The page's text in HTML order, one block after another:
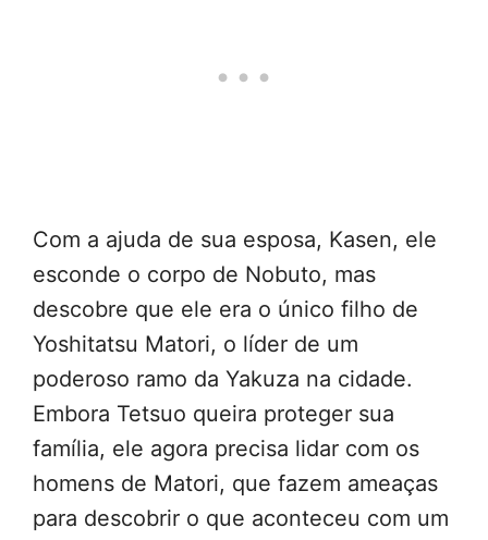
Com a ajuda de sua esposa, Kasen, ele
esconde o corpo de Nobuto, mas
descobre que ele era o único filho de
Yoshitatsu Matori, o líder de um
poderoso ramo da Yakuza na cidade.
Embora Tetsuo queira proteger sua
família, ele agora precisa lidar com os
homens de Matori, que fazem ameaças
para descobrir o que aconteceu com um